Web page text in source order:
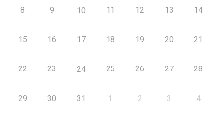
8 9 10 11 12 13 14
15 16 17 18 19 20 21
22 23 24 25 26 27 28
29 30 31 1 2 3 4